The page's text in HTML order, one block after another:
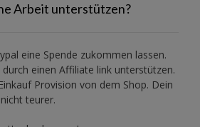
Arbeit unterstützen?
eine Spende zukommen lassen.
einen Affiliate link unterstützen.
Provision von dem Shop. Dein
teurer.